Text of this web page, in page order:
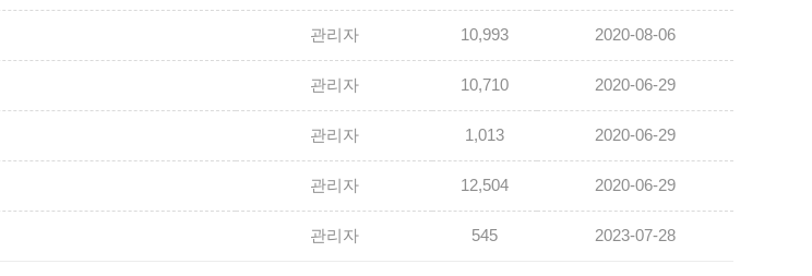
관리자 10,993 2020-08-06
관리자 10,710 2020-06-29
관리자 1,013 2020-06-29
관리자 12,504 2020-06-29
관리자 545 2023-07-28